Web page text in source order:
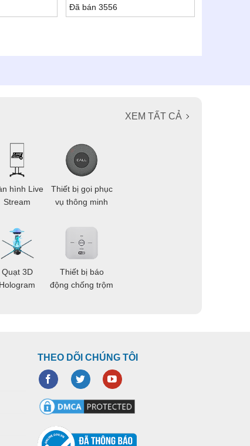
Đã bán 3556
XEM TẤT CẢ
hình Live
Stream
Quạt 3D
Hologram
Thiết bị gọi phục
vụ thông minh
Thiết bị báo
động chống trộm
THEO DÕI CHÚNG TÔI